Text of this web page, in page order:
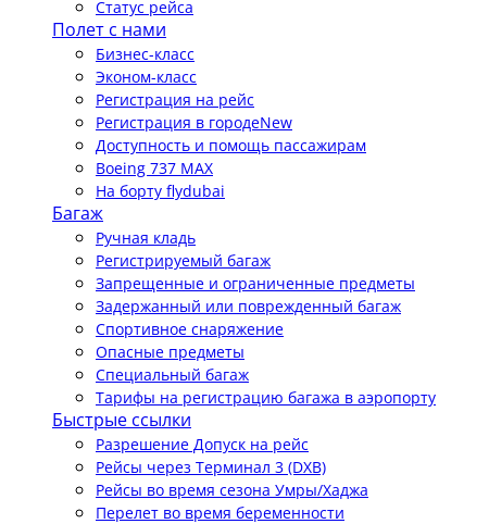
Статус рейса
Полет с нами
Бизнес-класс
Эконом-класс
Регистрация на рейс
Регистрация в городеNew
Доступность и помощь пассажирам
Boeing 737 MAX
На борту flydubai
Багаж
Ручная кладь
Регистрируемый багаж
Запрещенные и ограниченные предметы
Задержанный или поврежденный багаж
Спортивное снаряжение
Опасные предметы
Специальный багаж
Тарифы на регистрацию багажа в аэропорту
Быстрые ссылки
Разрешение Допуск на рейс
Рейсы через Терминал 3 (DXB)
Рейсы во время сезона Умры/Хаджа
Перелет во время беременности